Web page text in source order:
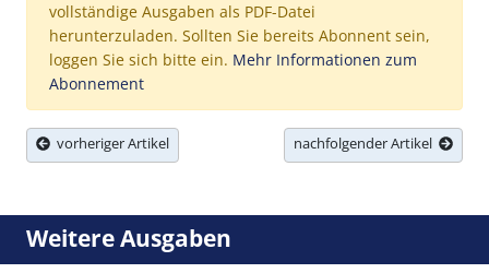
vollständige Ausgaben als PDF-Datei
herunterzuladen. Sollten Sie bereits Abonnent sein,
loggen Sie sich bitte ein. Mehr Informationen zum
Abonnement
vorheriger Artikel nachfolgender Artikel
Weitere Ausgaben